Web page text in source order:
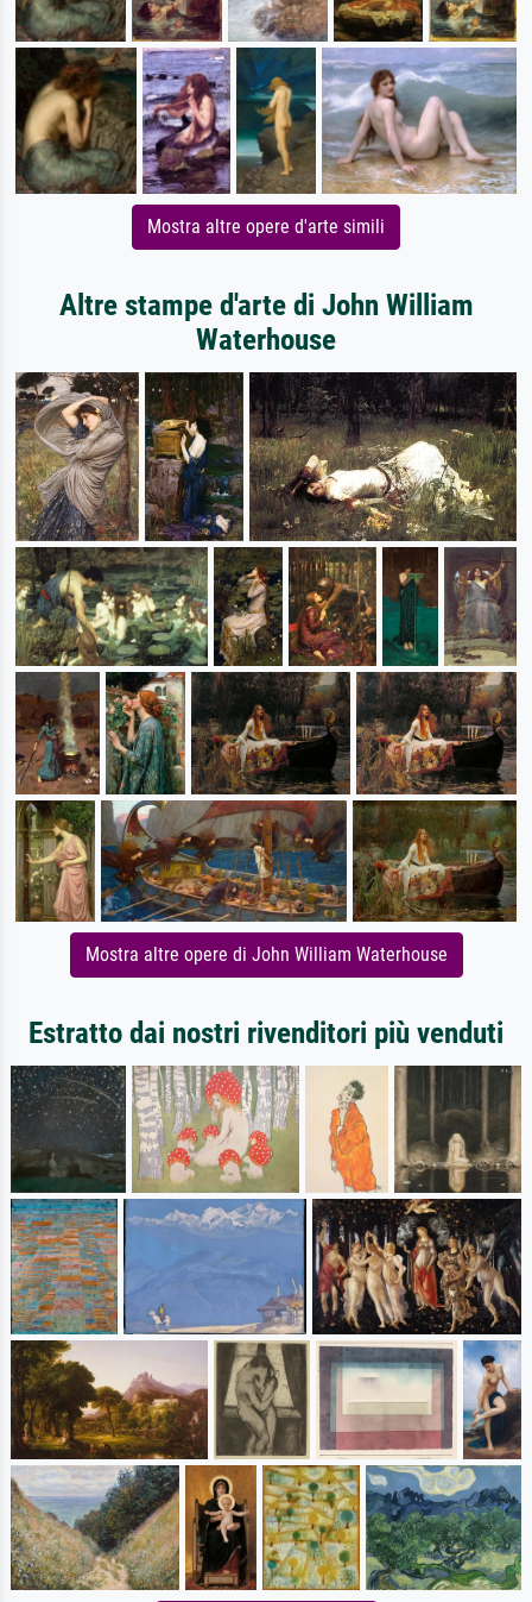
Mostra altre opere d'arte simili
Altre stampe d'arte di John William
Waterhouse
Mostra altre opere di John William Waterhouse
Estratto dai nostri rivenditori più venduti